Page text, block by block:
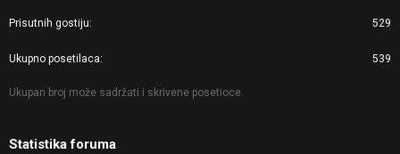
Prisutnih gostiju 529
Ukupno posetilaca 539
Ukupan broj može sadržati i skrivene posetioce.
Statistika foruma